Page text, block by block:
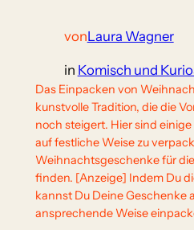
vonLaura Wagner
in Komisch und
Das Einpacken von
kunstvolle Tradition, die die
noch steigert. Hier sind
auf festliche Weise zu
Weihnachtsgeschenke für
finden. [Anzeige] Indem Du
kannst Du Deine Geschenke
ansprechende Weise